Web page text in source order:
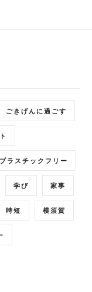
ごきげんに過ごす
プラスチックフリー
学び 家事
時短 横須賀